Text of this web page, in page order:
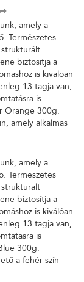
amely a
Természetes
biztosítja a
is kiválóan
13 tagja van,
is
Orange 300g.
amely alkalmas
amely a
Természetes
biztosítja a
is kiválóan
13 tagja van,
is
300g.
a fehér szín